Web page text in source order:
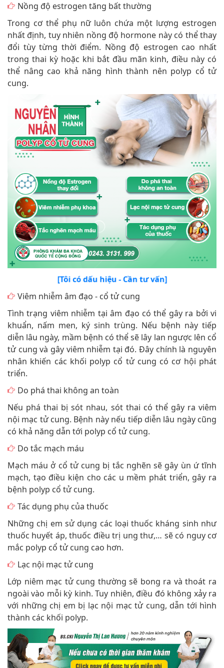
Nồng độ estrogen tăng bất thường
Trong cơ thể phụ nữ luôn chứa một lượng estrogen
nhất định, tuy nhiên nồng độ hormone này có thể thay
đổi tùy từng thời điểm. Nồng độ estrogen cao nhất
trong thai kỳ hoặc khi bắt đầu mãn kinh, điều này có
thể nâng cao khả năng hình thành nên polyp cổ tử
cung.
[Tôi có dấu hiệu - Cần tư vấn]
Viêm nhiễm âm đạo - cổ tử cung
Tình trạng viêm nhiễm tại âm đạo có thể gây ra bởi vi
khuẩn, nấm men, ký sinh trùng. Nếu bệnh này tiếp
diễn lâu ngày, mầm bệnh có thể sẽ lây lan ngược lên cổ
tử cung và gây viêm nhiễm tại đó. Đây chính là nguyên
nhân khiến các khối polyp cổ tử cung có cơ hội phát
triển.
Do phá thai không an toàn
Nếu phá thai bị sót nhau, sót thai có thể gây ra viêm
nội mạc tử cung. Bệnh này nếu tiếp diễn lâu ngày cũng
có khả năng dẫn tới polyp cổ tử cung.
Do tắc mạch máu
Mạch máu ở cổ tử cung bị tắc nghẽn sẽ gây ùn ứ tĩnh
mạch, tạo điều kiện cho các u mềm phát triển, gây ra
bệnh polyp cổ tử cung.
Tác dụng phụ của thuốc
Những chị em sử dụng các loại thuốc kháng sinh như
thuốc huyết áp, thuốc điều trị ung thư,… sẽ có nguy cơ
mắc polyp cổ tử cung cao hơn.
Lạc nội mạc tử cung
Lớp niêm mạc tử cung thường sẽ bong ra và thoát ra
ngoài vào mỗi kỳ kinh. Tuy nhiên, điều đó không xảy ra
với những chị em bị lạc nội mạc tử cung, dẫn tới hình
thành các khối polyp.